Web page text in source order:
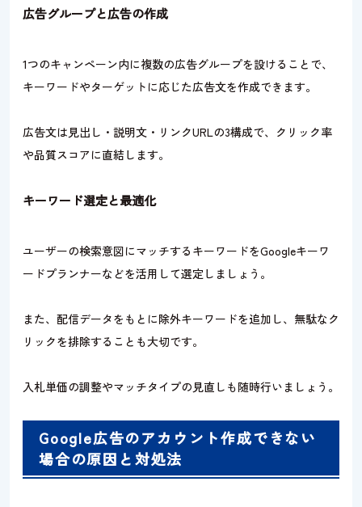
広告グループと広告の作成
1つのキャンペーン内に複数の広告グループを設けることで、
キーワードやターゲットに応じた広告文を作成できます。
広告文は見出し・説明文・リンクURLの3構成で、クリック率
や品質スコアに直結します。
キーワード選定と最適化
ユーザーの検索意図にマッチするキーワードをGoogleキーワ
ードプランナーなどを活用して選定しましょう。
また、配信データをもとに除外キーワードを追加し、無駄なク
リックを排除することも大切です。
入札単価の調整やマッチタイプの見直しも随時行いましょう。
Google広告のアカウント作成できない
場合の原因と対処法